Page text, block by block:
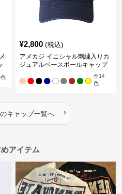
色
¥2,800 (税込)
アメカジ イニシャル刺繍入りカ
ジュアルベースボールキャップ
全14
色
のキャップ一覧へ ›
アイテム